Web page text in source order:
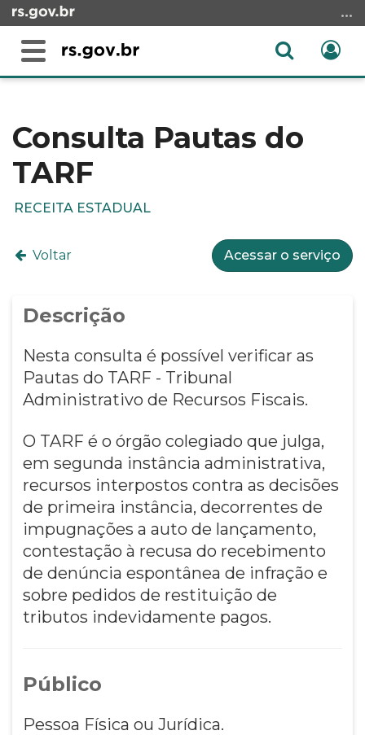
para
conteúdo
menu
para
Alterna
Abrir
conteúdo
Consulta Pautas do
TARF
RECEITA ESTADUAL
Voltar Acessar o serviço
Descrição
Nesta consulta é possível verificar as
Pautas do TARF - Tribunal
Administrativo de Recursos Fiscais.
O TARF é o órgão colegiado que julga,
em segunda instância administrativa,
recursos interpostos contra as decisões
de primeira instância, decorrentes de
impugnações a auto de lançamento,
contestação à recusa do recebimento
de denúncia espontânea de infração e
sobre pedidos de restituição de
tributos indevidamente pagos.
Público
Pessoa Física ou Jurídica.